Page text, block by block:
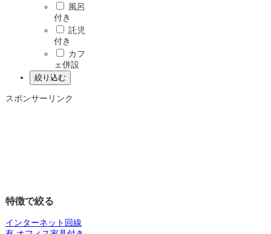
風呂
付き
託児
付き
カフ
ェ併設
スポンサーリンク
特徴で絞る
インターネット回線